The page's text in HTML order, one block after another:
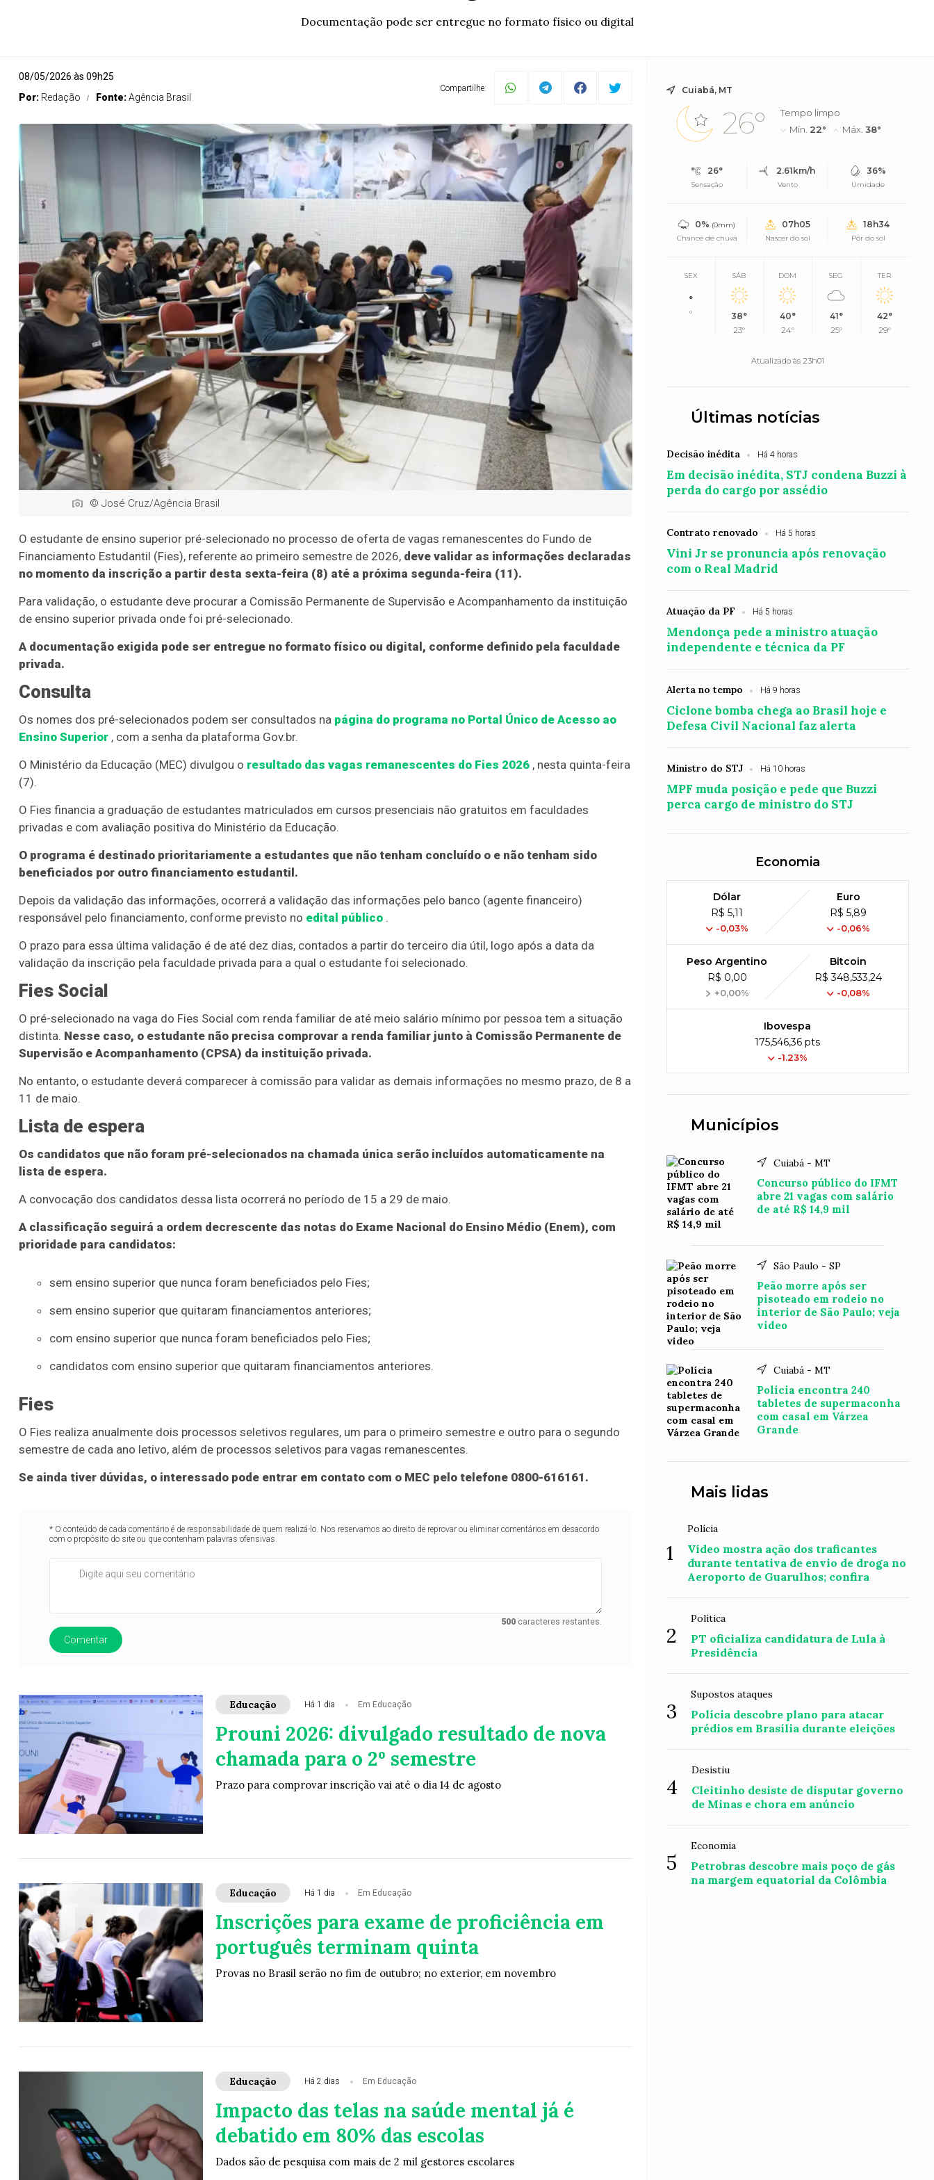
Documentação pode ser entregue no formato físico ou digital
08/05/2026 às 09h25
Por: Redação Fonte:Agência Brasil
Compartilhe:
© José Cruz/Agência Brasil
O estudante de ensino superior pré-selecionado no processo de oferta de vagas remanescentes do Fundo de
Financiamento Estudantil (Fies), referente ao primeiro semestre de 2026, deve validar as informações declaradas
no momento da inscrição a partir desta sexta-feira (8) até a próxima segunda-feira (11).
Para validação, o estudante deve procurar a Comissão Permanente de Supervisão e Acompanhamento da instituição
de ensino superior privada onde foi pré-selecionado.
A documentação exigida pode ser entregue no formato físico ou digital, conforme definido pela faculdade
privada.
Consulta
Os nomes dos pré-selecionados podem ser consultados na página do programa no Portal Único de Acesso ao
Ensino Superior , com a senha da plataforma Gov.br.
O Ministério da Educação (MEC) divulgou o resultado das vagas remanescentes do Fies 2026 , nesta quinta-feira
(7).
O Fies financia a graduação de estudantes matriculados em cursos presenciais não gratuitos em faculdades
privadas e com avaliação positiva do Ministério da Educação.
O programa é destinado prioritariamente a estudantes que não tenham concluído o e não tenham sido
beneficiados por outro financiamento estudantil.
Depois da validação das informações, ocorrerá a validação das informações pelo banco (agente financeiro)
responsável pelo financiamento, conforme previsto no edital público .
O prazo para essa última validação é de até dez dias, contados a partir do terceiro dia útil, logo após a data da
validação da inscrição pela faculdade privada para a qual o estudante foi selecionado.
Fies Social
O pré-selecionado na vaga do Fies Social com renda familiar de até meio salário mínimo por pessoa tem a situação
distinta. Nesse caso, o estudante não precisa comprovar a renda familiar junto à Comissão Permanente de
Supervisão e Acompanhamento (CPSA) da instituição privada.
No entanto, o estudante deverá comparecer à comissão para validar as demais informações no mesmo prazo, de 8 a
11 de maio.
Lista de espera
Os candidatos que não foram pré-selecionados na chamada única serão incluídos automaticamente na
lista de espera.
A convocação dos candidatos dessa lista ocorrerá no período de 15 a 29 de maio.
A classificação seguirá a ordem decrescente das notas do Exame Nacional do Ensino Médio (Enem), com
prioridade para candidatos:
sem ensino superior que nunca foram beneficiados pelo Fies;
sem ensino superior que quitaram financiamentos anteriores;
com ensino superior que nunca foram beneficiados pelo Fies;
candidatos com ensino superior que quitaram financiamentos anteriores.
Fies
O Fies realiza anualmente dois processos seletivos regulares, um para o primeiro semestre e outro para o segundo
semestre de cada ano letivo, além de processos seletivos para vagas remanescentes.
Se ainda tiver dúvidas, o interessado pode entrar em contato com o MEC pelo telefone 0800-616161.
* O conteúdo de cada comentário é de responsabilidade de quem realizá-lo. Nos reservamos ao direito de reprovar ou eliminar comentários em desacordo
com o propósito do site ou que contenham palavras ofensivas.
500caracteres restantes.
Comentar
Educação Há 1 dia Em Educação
Prouni 2026: divulgado resultado de nova
chamada para o 2º semestre
Prazo para comprovar inscrição vai até o dia 14 de agosto
Educação Há 1 dia Em Educação
Inscrições para exame de proficiência em
português terminam quinta
Provas no Brasil serão no fim de outubro; no exterior, em novembro
Educação Há 2 dias Em Educação
Impacto das telas na saúde mental já é
debatido em 80% das escolas
Dados são de pesquisa com mais de 2 mil gestores escolares
Cuiabá, MT
26°
Tempo limpo
Mín. 22° Máx.38°
26°
Sensação
2.61km/h
Vento
36%
Umidade
0% (0mm)
Chance de chuva
07h05
Nascer do sol
18h34
Pôr do sol
SEX
°
°
SÁB
38°
23°
DOM
40°
24°
SEG
41°
25°
TER
42°
29°
Atualizado às 23h01
Últimas notícias
Decisão inédita Há 4 horas
Em decisão inédita, STJ condena Buzzi à
perda do cargo por assédio
Contrato renovado Há 5 horas
Vini Jr se pronuncia após renovação
com o Real Madrid
Atuação da PF Há 5 horas
Mendonça pede a ministro atuação
independente e técnica da PF
Alerta no tempo Há 9 horas
Ciclone bomba chega ao Brasil hoje e
Defesa Civil Nacional faz alerta
Ministro do STJ Há 10 horas
MPF muda posição e pede que Buzzi
perca cargo de ministro do STJ
Economia
Dólar
R$ 5,11
-0,03%
Euro
R$ 5,89
-0,06%
Peso Argentino
R$ 0,00
+0,00%
Bitcoin
R$ 348,533,24
-0,08%
Ibovespa
175,546,36 pts
-1.23%
Municípios
Cuiabá - MT
Concurso público do IFMT
abre 21 vagas com salário
de até R$ 14,9 mil
São Paulo - SP
Peão morre após ser
pisoteado em rodeio no
interior de São Paulo; veja
video
Cuiabá - MT
Polícia encontra 240
tabletes de supermaconha
com casal em Várzea
Grande
Mais lidas
1
Polícia
Vídeo mostra ação dos traficantes
durante tentativa de envio de droga no
Aeroporto de Guarulhos; confira
2
Política
PT oficializa candidatura de Lula à
Presidência
3
Supostos ataques
Polícia descobre plano para atacar
prédios em Brasília durante eleições
4
Desistiu
Cleitinho desiste de disputar governo
de Minas e chora em anúncio
5
Economia
Petrobras descobre mais poço de gás
na margem equatorial da Colômbia